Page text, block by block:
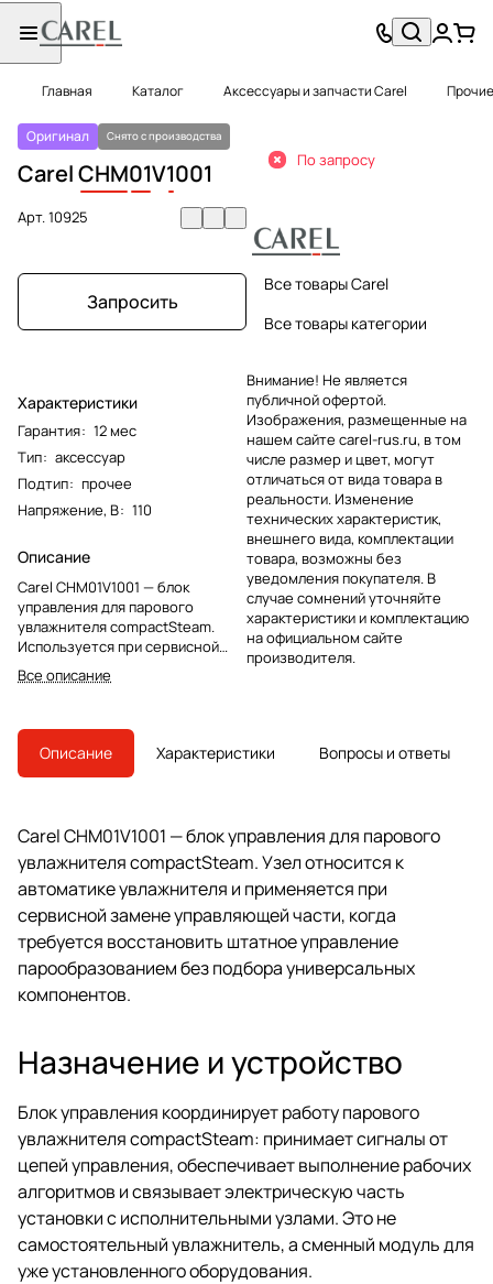
Главная Каталог Аксессуары и запчасти Carel
Оригинал Снято с производства
CarelCHM01V1001
Арт.10925
Запросить
Характеристики
Гарантия: 12 мес
Тип: аксессуар
Подтип: прочее
Напряжение, В: 110
Описание
Carel CHM01V1001 — блок
управления для парового
увлажнителя compactSteam.
Используется при сервисной
замене управляющего модуля в
существующих установках
Все описание
По запросу
Все товары Carel
Все товары категории
Внимание! Не является
публичной офертой.
Изображения, размещенные на
нашем сайте carel-rus.ru, в том
числе размер и цвет, могут
отличаться от вида товара в
реальности. Изменение
технических характеристик,
внешнего вида, комплектации
товара, возможны без
уведомления покупателя. В
случае сомнений уточняйте
характеристики и комплектацию
на официальном сайте
производителя.
Описание Характеристики Вопросы и ответы
Carel CHM01V1001 — блок управления для парового
увлажнителя compactSteam. Узел относится к
автоматике увлажнителя и применяется при
сервисной замене управляющей части, когда
требуется восстановить штатное управление
парообразованием без подбора универсальных
компонентов.
Назначение и устройство
Блок управления координирует работу парового
увлажнителя compactSteam: принимает сигналы от
цепей управления, обеспечивает выполнение рабочих
алгоритмов и связывает электрическую часть
установки с исполнительными узлами. Это не
самостоятельный увлажнитель, а сменный модуль для
уже установленного оборудования.